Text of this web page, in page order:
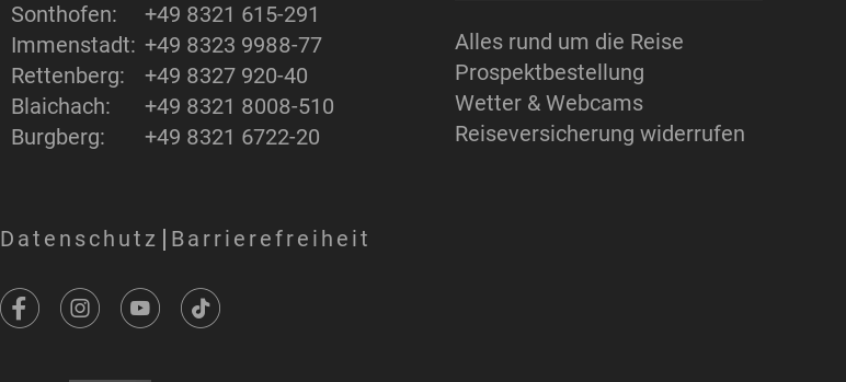
Sonthofen:
+49 8321 615-291
Immenstadt: +49 8323 9988-77
Rettenberg:
+49 8327 920-40
Blaichach:
+49 8321 8008-510
Burgberg:
+49 8321 6722-20
Alles rund um die Reise
Prospektbestellung
Wetter & Webcams
Reiseversicherung widerrufen
Datenschutz Barrierefreiheit